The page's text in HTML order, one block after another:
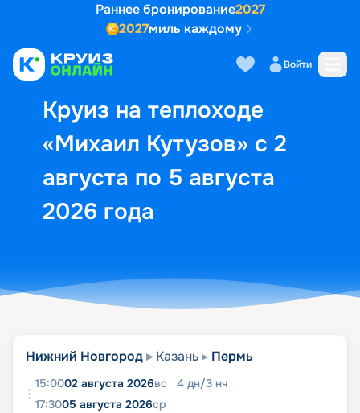
Раннее бронирование2027
2027миль каждому
Войти
Круиз на теплоходе
«Михаил Кутузов» с 2
августа по 5 августа
2026 года
Выбор кают Маршрут и
Нижний Новгород Казань Пермь
15:0002 августа 2026вс 4 дн/3 нч
17:3005 августа 2026ср